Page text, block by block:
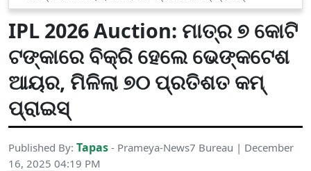
IPL 2026 Auction: ମାତ୍ର ୭ କୋଟି
ଟଙ୍କାରେ ବିକ୍ରି ହେଲେ ଭେଙ୍କଟେଶ
ଆୟର, ମିଳିଲା ୭୦ ପ୍ରତିଶତ କମ୍
ପ୍ରାଇସ୍‌
Published By: Tapas - Prameya-News7 Bureau | December
16, 2025 04:19 PM